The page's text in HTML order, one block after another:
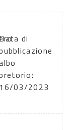
di
16/03/2023